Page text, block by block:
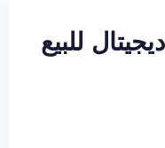
للبيع